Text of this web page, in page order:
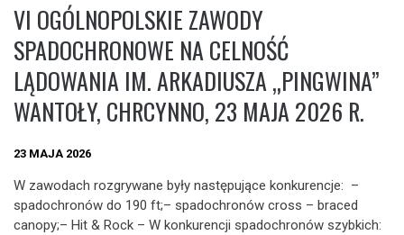
VI OGÓLNOPOLSKIE ZAWODY
SPADOCHRONOWE NA CELNOŚĆ
LĄDOWANIA IM. ARKADIUSZA „PINGWINA”
WANTOŁY, CHRCYNNO, 23 MAJA 2026 R.
23 MAJA 2026
W zawodach rozgrywane były następujące konkurencje: –
spadochronów do 190 ft;– spadochronów cross – braced
canopy;– Hit & Rock – W konkurencji spadochronów szybkich: